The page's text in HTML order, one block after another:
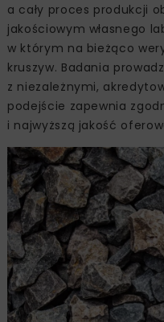
a cały proces produkcji
jakościowym własnego
w którym na bieżąco
kruszyw. Badania
z niezależnymi,
podejście zapewnia
i najwyższą jakość